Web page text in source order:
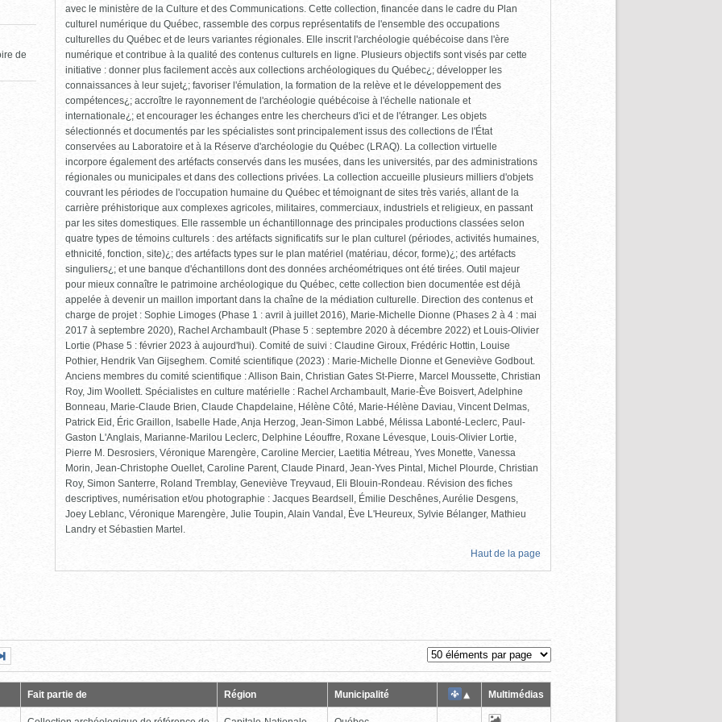
de
avec le ministère de la Culture et des Communications. Cette collection, financée dans le cadre du Plan
culturel numérique du Québec, rassemble des corpus représentatifs de l'ensemble des occupations
culturelles du Québec et de leurs variantes régionales. Elle inscrit l'archéologie québécoise dans l'ère
numérique et contribue à la qualité des contenus culturels en ligne. Plusieurs objectifs sont visés par cette
initiative : donner plus facilement accès aux collections archéologiques du Québec¿; développer les
connaissances à leur sujet¿; favoriser l'émulation, la formation de la relève et le développement des
compétences¿; accroître le rayonnement de l'archéologie québécoise à l'échelle nationale et
internationale¿; et encourager les échanges entre les chercheurs d'ici et de l'étranger. Les objets
sélectionnés et documentés par les spécialistes sont principalement issus des collections de l'État
conservées au Laboratoire et à la Réserve d'archéologie du Québec (LRAQ). La collection virtuelle
incorpore également des artéfacts conservés dans les musées, dans les universités, par des administrations
régionales ou municipales et dans des collections privées. La collection accueille plusieurs milliers d'objets
couvrant les périodes de l'occupation humaine du Québec et témoignant de sites très variés, allant de la
carrière préhistorique aux complexes agricoles, militaires, commerciaux, industriels et religieux, en passant
par les sites domestiques. Elle rassemble un échantillonnage des principales productions classées selon
quatre types de témoins culturels : des artéfacts significatifs sur le plan culturel (périodes, activités humaines,
ethnicité, fonction, site)¿; des artéfacts types sur le plan matériel (matériau, décor, forme)¿; des artéfacts
singuliers¿; et une banque d'échantillons dont des données archéométriques ont été tirées. Outil majeur
pour mieux connaître le patrimoine archéologique du Québec, cette collection bien documentée est déjà
appelée à devenir un maillon important dans la chaîne de la médiation culturelle. Direction des contenus et
charge de projet : Sophie Limoges (Phase 1 : avril à juillet 2016), Marie-Michelle Dionne (Phases 2 à 4 : mai
2017 à septembre 2020), Rachel Archambault (Phase 5 : septembre 2020 à décembre 2022) et Louis-Olivier
Lortie (Phase 5 : février 2023 à aujourd'hui). Comité de suivi : Claudine Giroux, Frédéric Hottin, Louise
Pothier, Hendrik Van Gijseghem. Comité scientifique (2023) : Marie-Michelle Dionne et Geneviève Godbout.
Anciens membres du comité scientifique : Allison Bain, Christian Gates St-Pierre, Marcel Moussette, Christian
Roy, Jim Woollett. Spécialistes en culture matérielle : Rachel Archambault, Marie-Ève Boisvert, Adelphine
Bonneau, Marie-Claude Brien, Claude Chapdelaine, Hélène Côté, Marie-Hélène Daviau, Vincent Delmas,
Patrick Eid, Éric Graillon, Isabelle Hade, Anja Herzog, Jean-Simon Labbé, Mélissa Labonté-Leclerc, Paul-
Gaston L'Anglais, Marianne-Marilou Leclerc, Delphine Léouffre, Roxane Lévesque, Louis-Olivier Lortie,
Pierre M. Desrosiers, Véronique Marengère, Caroline Mercier, Laetitia Métreau, Yves Monette, Vanessa
Morin, Jean-Christophe Ouellet, Caroline Parent, Claude Pinard, Jean-Yves Pintal, Michel Plourde, Christian
Roy, Simon Santerre, Roland Tremblay, Geneviève Treyvaud, Eli Blouin-Rondeau. Révision des fiches
descriptives, numérisation et/ou photographie : Jacques Beardsell, Émilie Deschênes, Aurélie Desgens,
Joey Leblanc, Véronique Marengère, Julie Toupin, Alain Vandal, Ève L'Heureux, Sylvie Bélanger, Mathieu
Landry et Sébastien Martel.
Haut de la page
Fait partie de Région Municipalité Multimédias